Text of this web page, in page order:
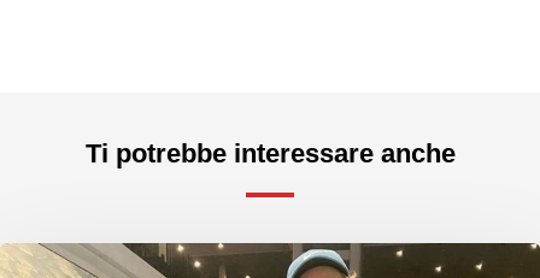
Ti potrebbe interessare anche